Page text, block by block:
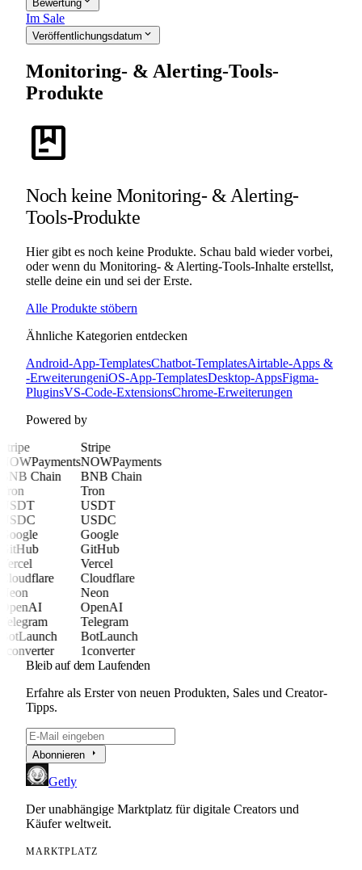
Bewertung
Im Sale
Veröffentlichungsdatum expand_more
Monitoring- & Alerting-Tools-
Produkte
package
Noch keine Monitoring- & Alerting-
Tools-Produkte
Hier gibt es noch keine Produkte. Schau bald wieder vorbei,
oder wenn du Monitoring- & Alerting-Tools-Inhalte erstellst,
stelle deine ein und sei der Erste.
Alle Produkte stöbern
Ähnliche Kategorien entdecken
Android-App-TemplatesChatbot-TemplatesAirtable-Apps &
-ErweiterungeniOS-App-TemplatesDesktop-AppsFigma-
PluginsVS-Code-ExtensionsChrome-Erweiterungen
Powered by
Stripe
NOWPayments
BNB Chain
Tron
USDT
USDC
Google
GitHub
Vercel
Cloudflare
Neon
OpenAI
Telegram
BotLaunch
1converter
Stripe
NOWPayments
BNB Chain
Tron
USDT
USDC
Google
GitHub
Vercel
Cloudflare
Neon
OpenAI
Telegram
BotLaunch
1converter
Bleib auf dem Laufenden
Erfahre als Erster von neuen Produkten, Sales und Creator-
Tipps.
Abonnieren arrow_right
Getly
Der unabhängige Marktplatz für digitale Creators und
Käufer weltweit.
MARKTPLATZ